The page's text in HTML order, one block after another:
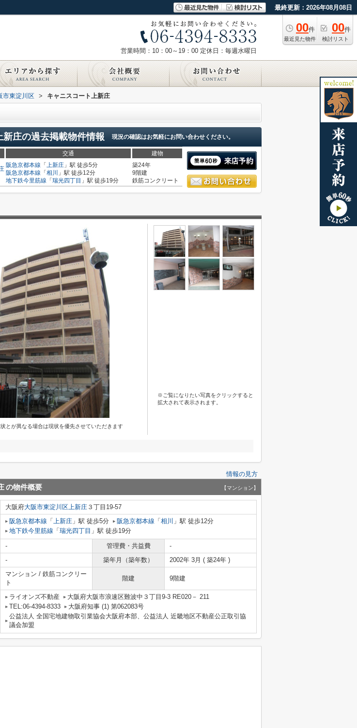
最終更新：2026年08月08日
00件
最近見た物件
00件
検討リスト
営業時間：10：00～19：00 定休日：毎週水曜日
市東淀川区 > キャニスコート上新庄
新庄の過去掲載物件情報 現況の確認はお気軽にお問い合わせください。
交通 建物
阪急京都本線 「 上新庄 」駅 徒歩5分
阪急京都本線 「 相川
」駅 徒歩12分
地下鉄今里筋線 「 瑞光四丁目 」駅 徒歩19分
築24年
9階建
鉄筋コンクリート
とが異なる場合は現状を優先させていただきます
※ご覧になりたい写真をクリックすると
拡大されて表示されます。
情報の見方
の物件概要 【マンション】
大阪府大阪市東淀川区上新庄 ３丁目19-57
阪急京都本線 「 上新庄 」駅 徒歩5分 阪急京都本線 「 相川 」駅 徒歩12分
地下鉄今里筋線 「 瑞光四丁目 」駅 徒歩19分
- 管理費・共益費
-
- 築年月（築年数） 2002年 3月 ( 築24年 )
マンション / 鉄筋コンクリー
ト
階建 9階建
ライオンズ不動産
大阪府大阪市浪速区難波中３丁目9-3 RE020－ 211
TEL:06-4394-8333
大阪府知事 (1) 第062083号
公益法人 全国宅地建物取引業協会大阪府本部、公益法人 近畿地区不動産公正取引協
議会加盟